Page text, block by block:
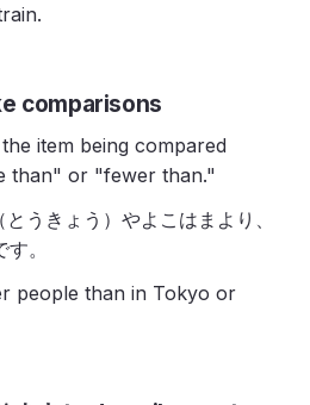
comparisons
item being compared
than" or "fewer than."
うきょう）やよこはまより、
。
people than in Tokyo or